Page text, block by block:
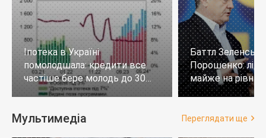
Іпотека в Україні
помолодшала: кредити все
частіше бере молодь до 30
років
Баттл
Порошенко:
майже на
тих, хто не
Мультимедіа Переглядати ще